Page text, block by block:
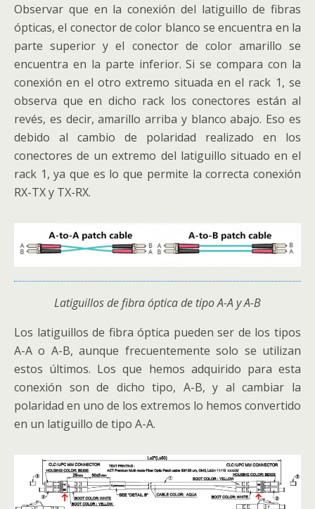
Observar que en la conexión del latiguillo de fibras
ópticas, el conector de color blanco se encuentra en la
parte superior y el conector de color amarillo se
encuentra en la parte inferior. Si se compara con la
conexión en el otro extremo situada en el rack 1, se
observa que en dicho rack los conectores están al
revés, es decir, amarillo arriba y blanco abajo. Eso es
debido al cambio de polaridad realizado en los
conectores de un extremo del latiguillo situado en el
rack 1, ya que es lo que permite la correcta conexión
RX-TX y TX-RX.
Latiguillos de fibra óptica de tipo A-A y A-B
Los latiguillos de fibra óptica pueden ser de los tipos
A-A o A-B, aunque frecuentemente solo se utilizan
estos últimos. Los que hemos adquirido para esta
conexión son de dicho tipo, A-B, y al cambiar la
polaridad en uno de los extremos lo hemos convertido
en un latiguillo de tipo A-A.